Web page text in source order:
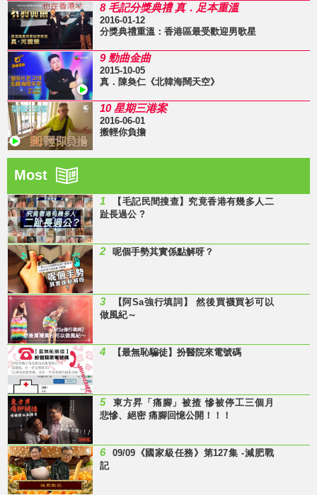
8 毛記分獎典禮 真．足本重溫
2016-01-12
分獎典禮重溫：香港區最受歡迎男歌星
9 勁曲金曲
2015-10-05
真．陳奐仁《北韓海闊天空》
10 星期三港案
2016-06-01
搬輕你負擔
Most
1
【毛記民間搜查】究竟香港有幾多人二
趾長過公 ?
2 呢個手勢其實係點解呀？
3
【阿Sa強行填詞】 然後買襪買衫可以
做風紀～
4 【最無恥騙徒】扮醫院來電號碼
5
東方昇「痛腳」被揸 慘被停工三個月
悲慘、絕密 痛腳回憶公開！！！
6
09/09《國家級任務》第127集 -減肥戰
記